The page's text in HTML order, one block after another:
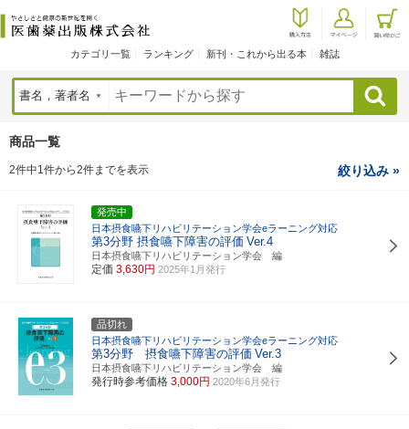
カテゴリ一覧 ランキング 新刊・これから出る本 雑誌
検索
商品一覧
2件中1件から2件までを表示 絞り込み »
発売中
日本摂食嚥下リハビリテーション学会eラーニング対応
第3分野 摂食嚥下障害の評価 Ver.4
日本摂食嚥下リハビリテーション学会 編
定価 3,630円 2025年1月発行
品切れ
日本摂食嚥下リハビリテーション学会eラーニング対応
第3分野 摂食嚥下障害の評価 Ver.3
日本摂食嚥下リハビリテーション学会 編
発行時参考価格 3,000円 2020年6月発行